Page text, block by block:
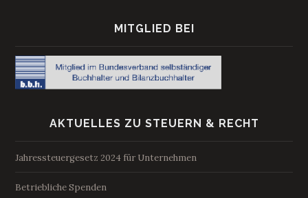
MITGLIED BEI
AKTUELLES ZU STEUERN & RECHT
Jahressteuergesetz 2024 für Unternehmen
Betriebliche Spenden